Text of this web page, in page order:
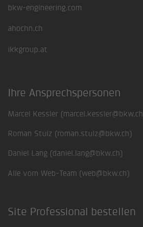
bkw-engineering.com
ahochn.ch
ikkgroup.at
Ihre Ansprechspersonen
Marcel Kessler (marcel.kessler@bkw.ch
Roman Stulz (roman.stulz@bkw.ch)
Daniel Lang (daniel.lang@bkw.ch)
Alle vom Web-Team (web@bkw.ch)
Site Professional bestellen